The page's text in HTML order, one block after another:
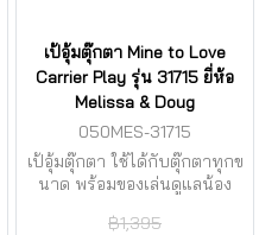
เป้อุ้มตุ๊กตา Mine to Love
Carrier Play รุ่น 31715 ยี่ห้อ
Melissa & Doug
050MES-31715
เป้อุ้มตุ๊กตา ใช้ได้กับตุ๊กตาทุกข
นาด พร้อมของเล่นดูแลน้อง
฿1,395